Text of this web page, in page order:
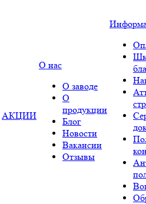
АКЦИИ
О нас
О заводе
О
продукции
Блог
Новости
Вакансии
Отзывы